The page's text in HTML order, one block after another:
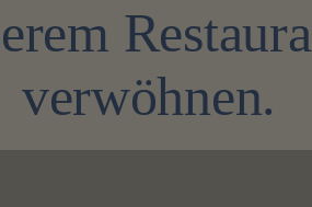
verwöhnen.